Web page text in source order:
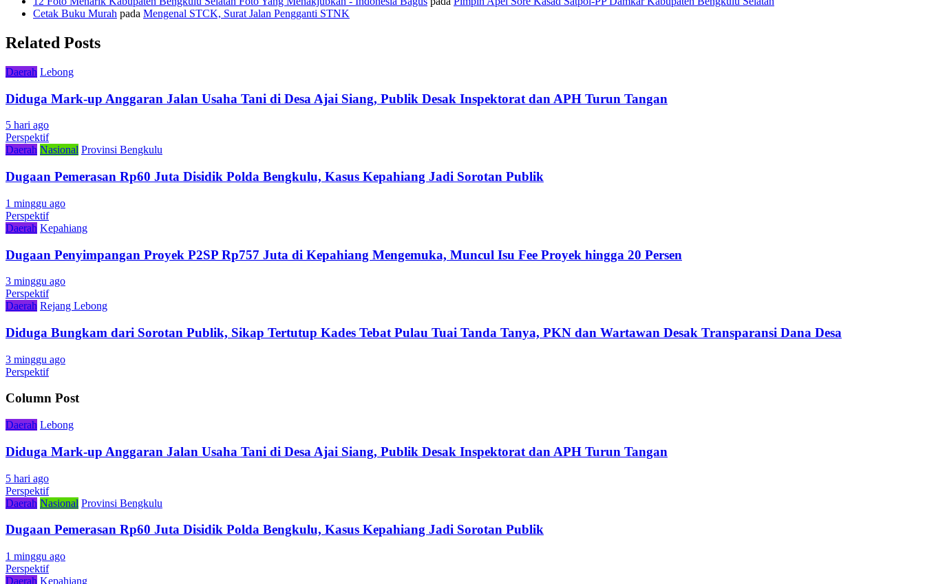
Cetak Buku Murah pada Mengenal STCK, Surat Jalan Pengganti STNK
Related Posts
Daerah Lebong
Diduga Mark-up Anggaran Jalan Usaha Tani di Desa Ajai Siang, Publik Desak Inspektorat dan APH Turun Tangan
5 hari ago
Perspektif
Daerah Nasional Provinsi Bengkulu
Dugaan Pemerasan Rp60 Juta Disidik Polda Bengkulu, Kasus Kepahiang Jadi Sorotan Publik
1 minggu ago
Perspektif
Daerah Kepahiang
Dugaan Penyimpangan Proyek P2SP Rp757 Juta di Kepahiang Mengemuka, Muncul Isu Fee Proyek hingga 20 Persen
3 minggu ago
Perspektif
Daerah Rejang Lebong
Diduga Bungkam dari Sorotan Publik, Sikap Tertutup Kades Tebat Pulau Tuai Tanda Tanya, PKN dan Wartawan Desak Transparansi Dana Desa
3 minggu ago
Perspektif
Column Post
Daerah Lebong
Diduga Mark-up Anggaran Jalan Usaha Tani di Desa Ajai Siang, Publik Desak Inspektorat dan APH Turun Tangan
5 hari ago
Perspektif
Daerah Nasional Provinsi Bengkulu
Dugaan Pemerasan Rp60 Juta Disidik Polda Bengkulu, Kasus Kepahiang Jadi Sorotan Publik
1 minggu ago
Perspektif
Daerah Kepahiang